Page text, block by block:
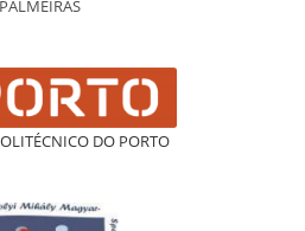
PALMEIRAS
DO PORTO